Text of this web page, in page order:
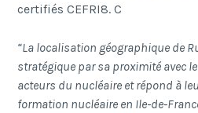
certifiés CEFRI8. C
“La localisation géographique de
stratégique par sa proximité avec
acteurs du nucléaire et répond à
formation nucléaire en Ile-de-